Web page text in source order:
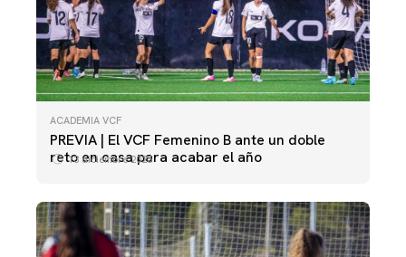
ACADEMIA VCF
PREVIA | El VCF Femenino B ante un doble
reto en casa para acabar el año
13 diciembre 2025